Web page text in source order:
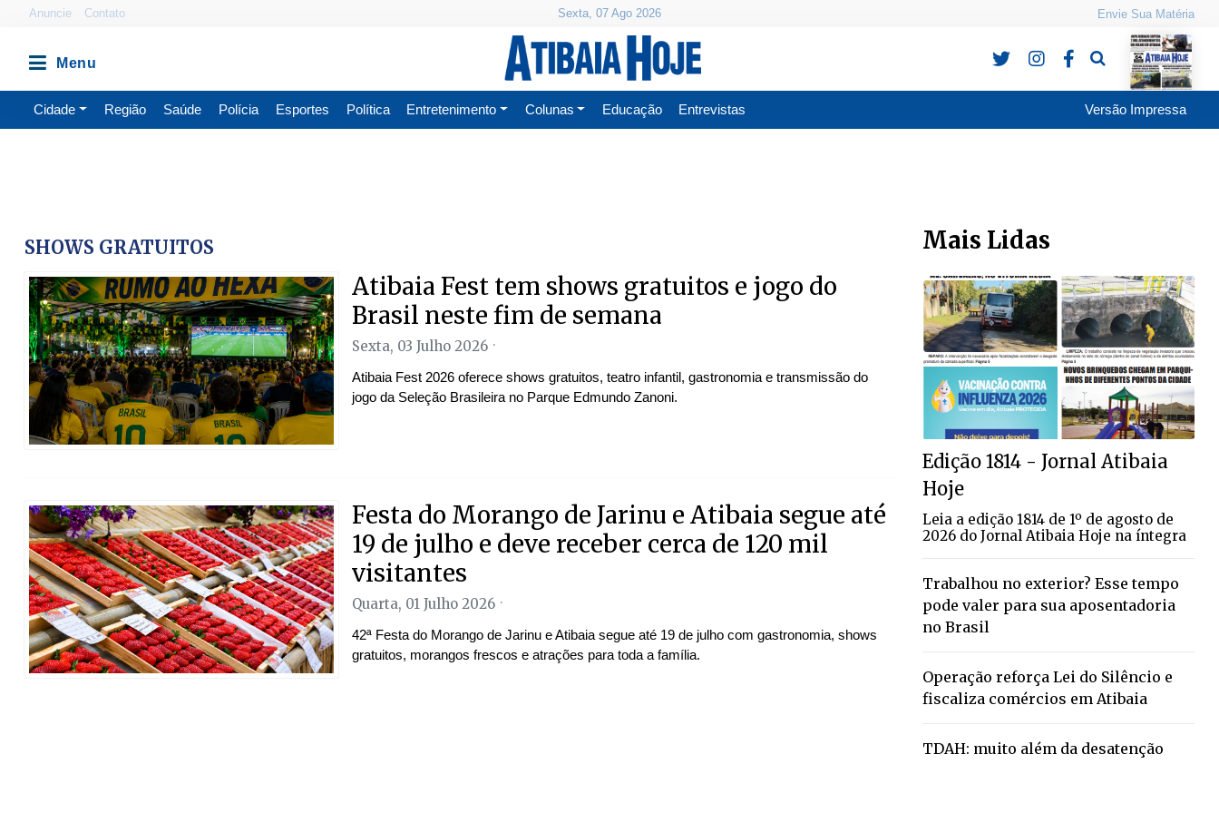
Anuncie Contato Sexta, 07 Ago 2026 Envie Sua Matéria
Pesquisa
Cidade Região Saúde Polícia Esportes Política Entretenimento Colunas Educação Entrevistas Versão Impressa
SHOWS GRATUITOS
Atibaia Fest tem shows gratuitos e jogo do
Brasil neste fim de semana
Sexta, 03 Julho 2026
Atibaia Fest 2026 oferece shows gratuitos, teatro infantil, gastronomia e transmissão do
jogo da Seleção Brasileira no Parque Edmundo Zanoni.
Festa do Morango de Jarinu e Atibaia segue até
19 de julho e deve receber cerca de 120 mil
visitantes
Quarta, 01 Julho 2026
42ª Festa do Morango de Jarinu e Atibaia segue até 19 de julho com gastronomia, shows
gratuitos, morangos frescos e atrações para toda a família.
Mais Lidas
Edição 1814 - Jornal Atibaia
Hoje
Leia a edição 1814 de 1º de agosto de
2026 do Jornal Atibaia Hoje na íntegra
Trabalhou no exterior? Esse tempo
pode valer para sua aposentadoria
no Brasil
Operação reforça Lei do Silêncio e
fiscaliza comércios em Atibaia
TDAH: muito além da desatenção